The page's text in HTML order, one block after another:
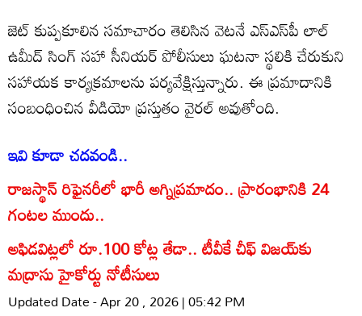
జెట్ కుప్పకూలిన సమాచారం తెలిసిన వెటనే ఎస్ఎస్‌పీ లాల్
ఉమీద్ సింగ్ సహా సీనియర్ పోలీసులు ఘటనా స్థలికి చేరుకుని
సహాయక కార్యక్రమాలను పర్యవేక్షిస్తున్నారు. ఈ ప్రమాదానికి
సంబంధించిన వీడియో ప్రస్తుతం వైరల్ అవుతోంది.
ఇవి కూడా చదవండి..
రాజస్థాన్ రిఫైనరీలో భారీ అగ్నిప్రమాదం.. ప్రారంభానికి 24
గంటల ముందు..
అఫిడవిట్లలో రూ.100 కోట్ల తేడా.. టీవీకే చీఫ్ విజయ్‌కు
మద్రాసు హైకోర్టు నోటీసులు
Updated Date - Apr 20 , 2026 | 05:42 PM